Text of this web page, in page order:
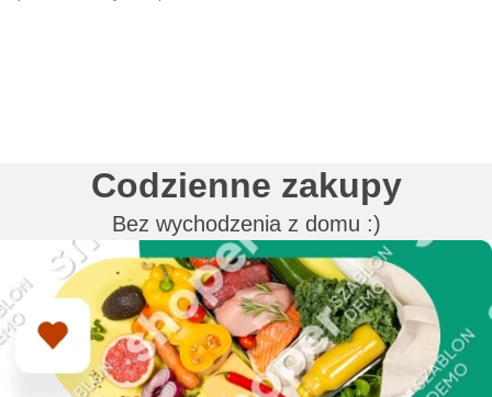
Codzienne zakupy
Bez wychodzenia z domu :)